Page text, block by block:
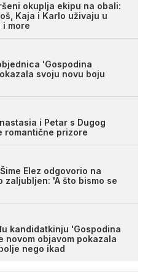
okuplja ekipu na obali:
Kaja i Karlo uživaju u
more
'Gospodina
svoju novu boju
i Petar s Dugog
romantične prizore
Elez odgovorio na
zaljubljen: 'A što bismo se
kandidatkinju 'Gospodina
novom objavom pokazala
nego ikad